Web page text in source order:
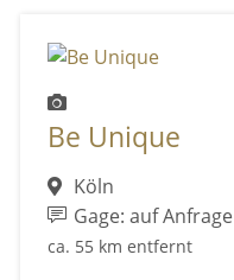
Be Unique
Köln
Gage: auf Anfrage
ca. 55 km entfernt